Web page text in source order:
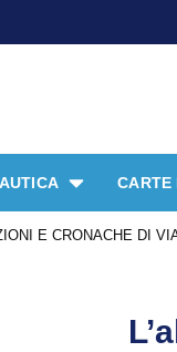
CARTE
E CRONACHE DI